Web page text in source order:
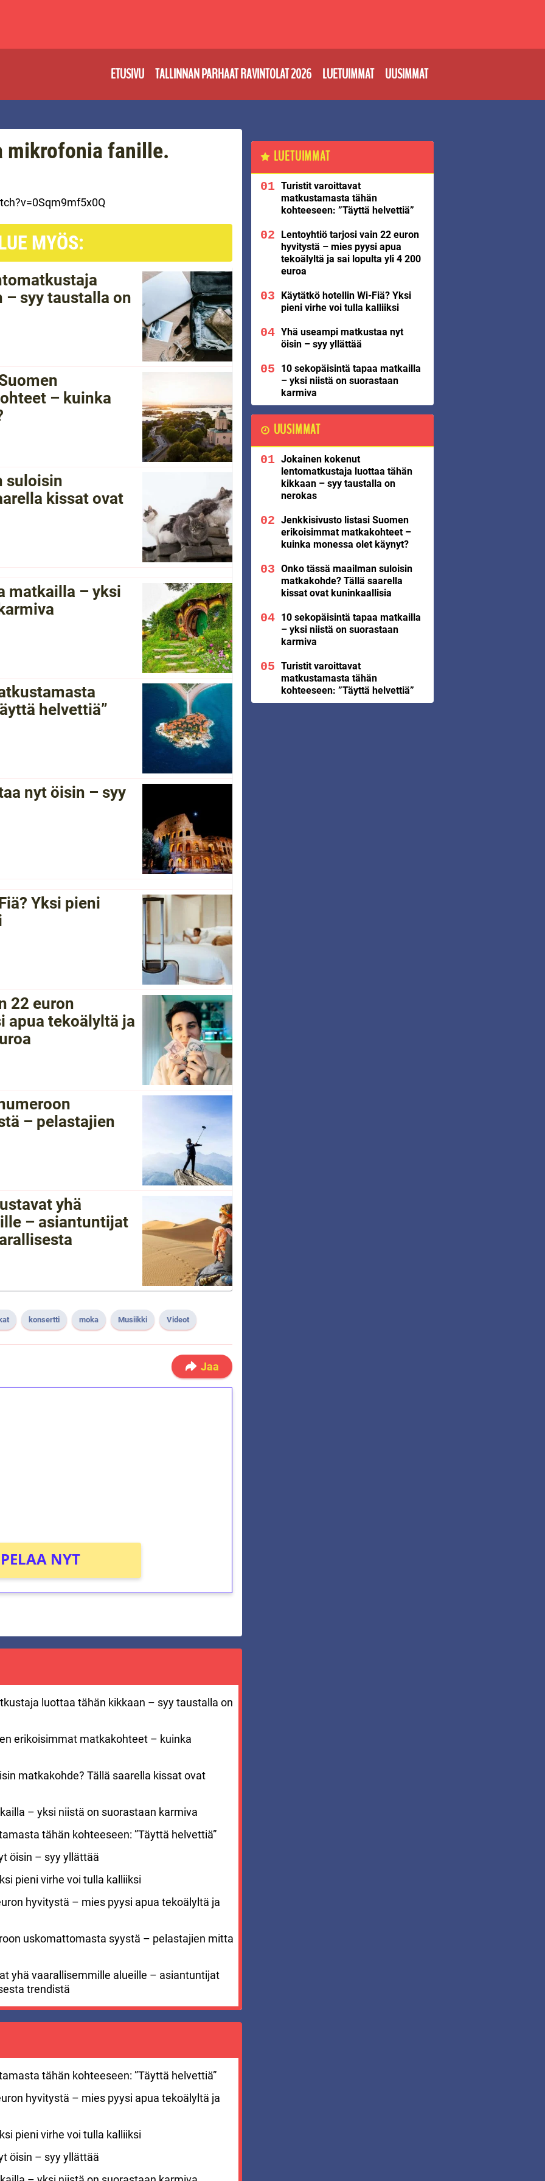
ETUSIVU TALLINNAN PARHAAT RAVINTOLAT 2026 LUETUIMMAT UUSIMMAT
mikrofonia fanille.
MYÖS:
– syy taustalla on
– kuinka
suloisin
kissat ovat
matkailla – yksi
helvettiä”
nyt öisin – syy
Yksi pieni
22 euron
apua tekoälyltä ja
– pelastajien
yhä
– asiantuntijat
konsertti moka Musiikki Videot
Jaa
PELAA NYT
luottaa tähän kikkaan – syy taustalla on
erikoisimmat matkakohteet – kuinka
matkakohde? Tällä saarella kissat ovat
– yksi niistä on suorastaan karmiva
tähän kohteeseen: ”Täyttä helvettiä”
öisin – syy yllättää
pieni virhe voi tulla kalliiksi
hyvitystä – mies pyysi apua tekoälyltä ja
uskomattomasta syystä – pelastajien mitta
yhä vaarallisemmille alueille – asiantuntijat
trendistä
tähän kohteeseen: ”Täyttä helvettiä”
hyvitystä – mies pyysi apua tekoälyltä ja
pieni virhe voi tulla kalliiksi
öisin – syy yllättää
LUETUIMMAT
Turistit varoittavat
matkustamasta tähän
kohteeseen: ”Täyttä helvettiä”
Lentoyhtiö tarjosi vain 22 euron
hyvitystä – mies pyysi apua
tekoälyltä ja sai lopulta yli 4 200
euroa
Käytätkö hotellin Wi-Fiä? Yksi
pieni virhe voi tulla kalliiksi
Yhä useampi matkustaa nyt
öisin – syy yllättää
10 sekopäisintä tapaa matkailla
– yksi niistä on suorastaan
karmiva
UUSIMMAT
Jokainen kokenut
lentomatkustaja luottaa tähän
kikkaan – syy taustalla on
nerokas
Jenkkisivusto listasi Suomen
erikoisimmat matkakohteet –
kuinka monessa olet käynyt?
Onko tässä maailman suloisin
matkakohde? Tällä saarella
kissat ovat kuninkaallisia
10 sekopäisintä tapaa matkailla
– yksi niistä on suorastaan
karmiva
Turistit varoittavat
matkustamasta tähän
kohteeseen: ”Täyttä helvettiä”